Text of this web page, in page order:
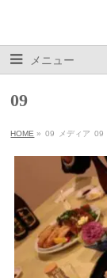
メニュー
09
HOME » 09 メディア 09